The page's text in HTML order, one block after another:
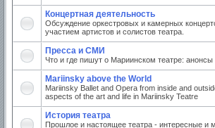
Концертная деятельность
Обсуждение оркестровых и камерных
участием артистов и солистов театра.
Пресса и СМИ
Что и где пишут о Мариинском театре:
Mariinsky above the World
Mariinsky Ballet and Opera from inside and
aspects of the art and life in Mariinsky Teatre
История театра
Прошлое и настоящее театра - интересные и